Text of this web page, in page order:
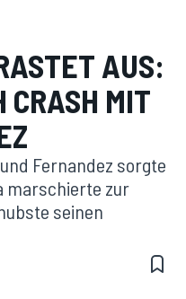
AUS:
CRASH MIT
Fernandez sorgte
marschierte zur
seinen